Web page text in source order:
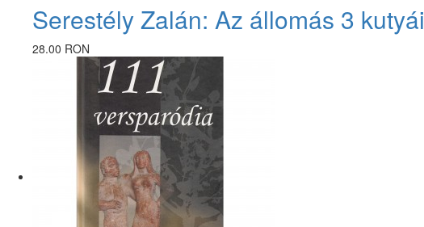
Serestély Zalán: Az állomás 3 kutyái
28.00 RON